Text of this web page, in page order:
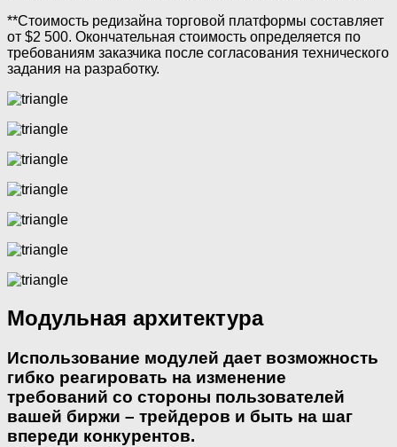
**Стоимость редизайна торговой платформы составляет
от $2 500. Окончательная стоимость определяется по
требованиям заказчика после согласования технического
задания на разработку.
Модульная архитектура
Использование модулей дает возможность
гибко реагировать на изменение
требований со стороны пользователей
вашей биржи – трейдеров и быть на шаг
впереди конкурентов.